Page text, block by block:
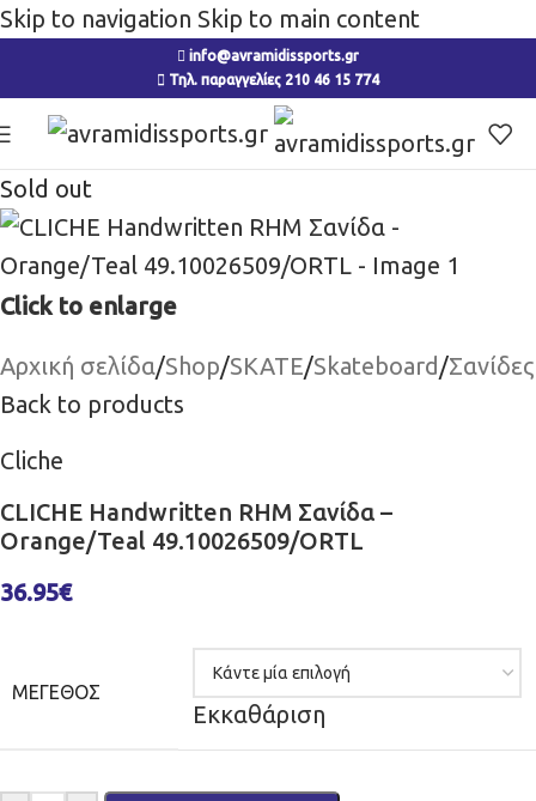
Skip to navigation Skip to main content
info@avramidissports.gr
Τηλ. παραγγελίες 210 46 15 774
Sold out
Click to enlarge
Αρχική σελίδα/Shop/SKATE/Skateboard/Σανίδες
Back to products
Cliche
CLICHE Handwritten RHM Σανίδα –
Orange/Teal 49.10026509/ORTL
36.95€
ΜΈΓΕΘΟΣ
Εκκαθάριση